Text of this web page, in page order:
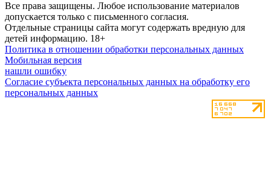
Все права защищены. Любое использование материалов
допускается только с письменного согласия.
Отдельные страницы сайта могут содержать вредную для
детей информацию. 18+
Политика в отношении обработки персональных данных
Мобильная версия
нашли ошибку
Согласие субъекта персональных данных на обработку его
персональных данных